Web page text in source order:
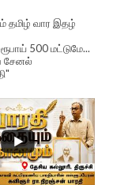
தமிழ் வார இதழ்
500 மட்டுமே...
சேனல்